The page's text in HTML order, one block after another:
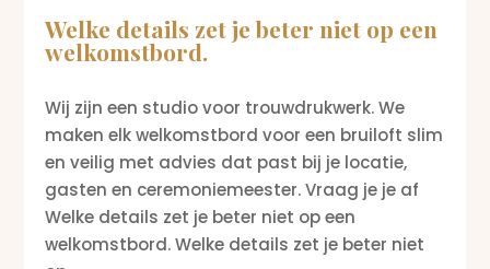
Welke details zet je beter niet op een
welkomstbord.
Wij zijn een studio voor trouwdrukwerk. We
maken elk welkomstbord voor een bruiloft slim
en veilig met advies dat past bij je locatie,
gasten en ceremoniemeester. Vraag je je af
Welke details zet je beter niet op een
welkomstbord. Welke details zet je beter niet